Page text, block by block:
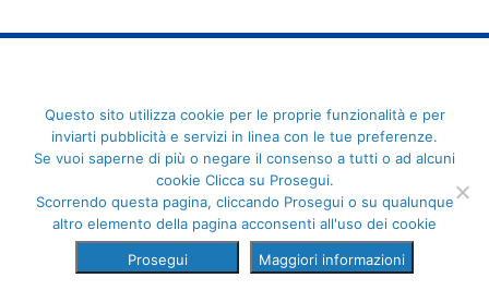
FederCUSI: Federazione Italiana dello Sport Universitario - Via
Angelo Brofferio, 7 - 00195 Roma - C.F. 80109270589
Questo sito utilizza cookie per le proprie funzionalità e per
inviarti pubblicità e servizi in linea con le tue preferenze.
Se vuoi saperne di più o negare il consenso a tutti o ad alcuni
cookie Clicca su Prosegui.
Scorrendo questa pagina, cliccando Prosegui o su qualunque
altro elemento della pagina acconsenti all'uso dei cookie
Prosegui Maggiori informazioni